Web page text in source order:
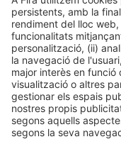
Informació legalAvís